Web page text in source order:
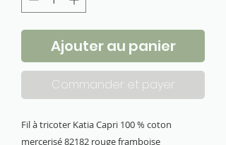
Ajouter au panier
Commander et payer
Fil à tricoter Katia Capri 100 % coton
mercerisé 82182 rouge framboise